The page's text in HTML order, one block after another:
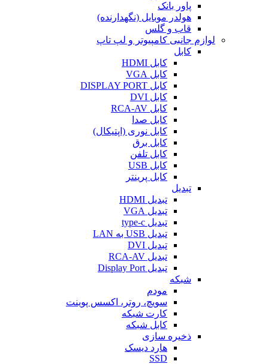
پاور بانک
هولدر موبایل (نگهدارنده)
قاب و گلس
لوازم جانبی کامپیوتر و لپ تاپ
کابل
کابل HDMI
کابل VGA
کابل DISPLAY PORT
کابل DVI
کابل RCA-AV
کابل صدا
کابل نوری (اپتیکال)
کابل برق
کابل تلفن
کابل USB
کابل پرینتر
تبدیل
تبدیل HDMI
تبدیل VGA
تبدیل type-c
تبدیل USB به LAN
تبدیل DVI
تبدیل RCA-AV
تبدیل Display Port
شبکه
مودم
سویچ، روتر، اکسس پوینت
کارت شبکه
کابل شبکه
ذخیره سازی
هارد دیسک
SSD